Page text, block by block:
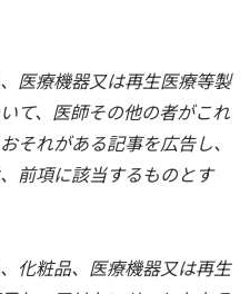
医療機器又は再生医療等製
て、医師その他の者がこれ
それがある記事を広告し、
前項に該当するものとす
化粧品、医療機器又は再生